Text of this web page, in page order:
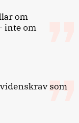
om
inte om
som